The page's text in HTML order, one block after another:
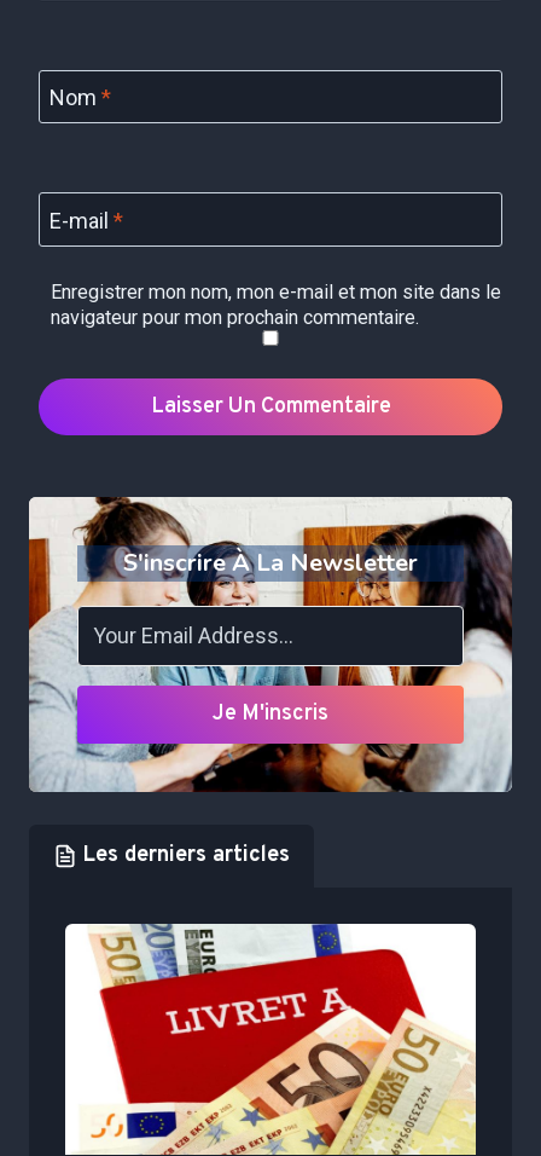
Nom *
E-mail *
Enregistrer mon nom, mon e-mail et mon site dans le
navigateur pour mon prochain commentaire.
S'inscrire À La Newsletter
Je M'inscris
Les derniers articles